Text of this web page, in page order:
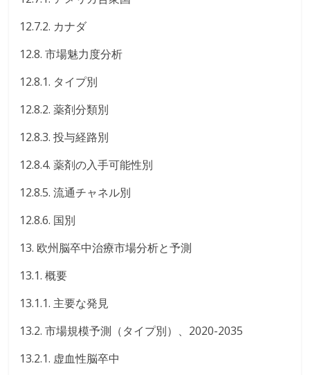
12.7.2. カナダ
12.8. 市場魅力度分析
12.8.1. タイプ別
12.8.2. 薬剤分類別
12.8.3. 投与経路別
12.8.4. 薬剤の入手可能性別
12.8.5. 流通チャネル別
12.8.6. 国別
13. 欧州脳卒中治療市場分析と予測
13.1. 概要
13.1.1. 主要な発見
13.2. 市場規模予測（タイプ別）、2020-2035
13.2.1. 虚血性脳卒中